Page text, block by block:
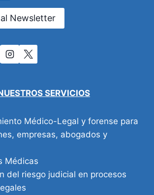
Newsletter
SERVICIOS
Médico-Legal y forense para
empresas, abogados y
Médicas
del riesgo judicial en procesos